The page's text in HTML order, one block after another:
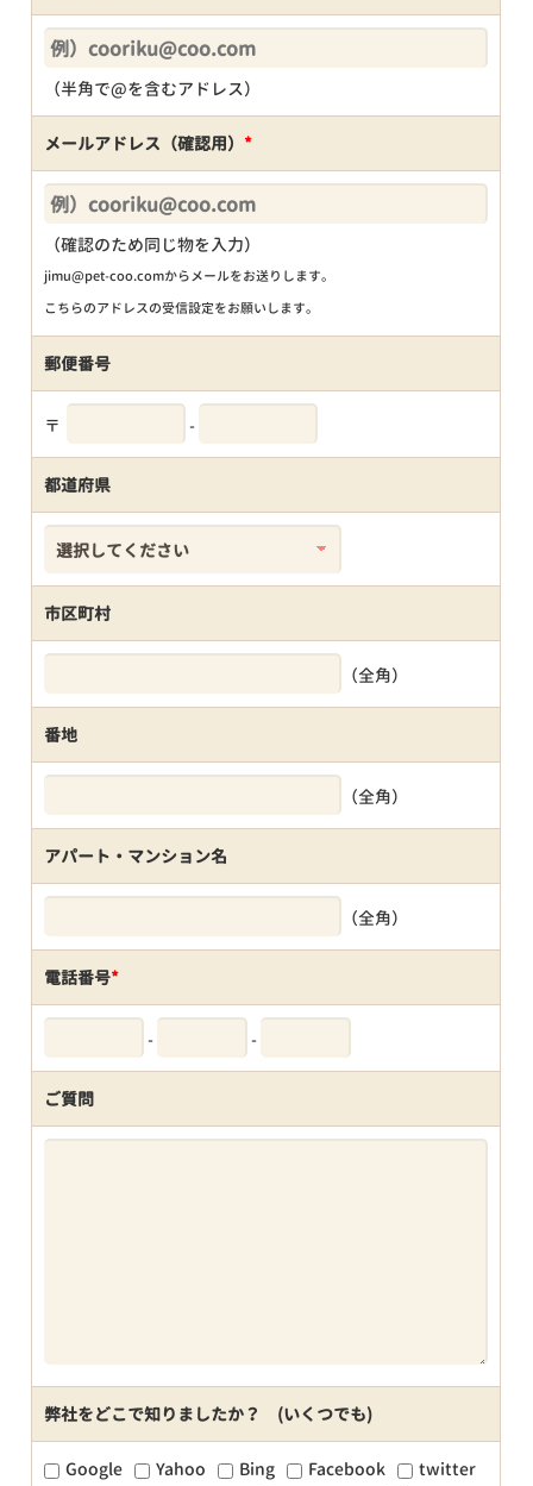
（半角で@を含むアドレス）
メールアドレス（確認用） *
（確認のため同じ物を入力）
jimu@pet-coo.comからメールをお送りします。
こちらのアドレスの受信設定をお願いします。
郵便番号
〒 -
都道府県
市区町村
（全角）
番地
（全角）
アパート・マンション名
（全角）
電話番号*
- -
ご質問
弊社をどこで知りましたか？ (いくつでも)
Google Yahoo Bing Facebook
twitter